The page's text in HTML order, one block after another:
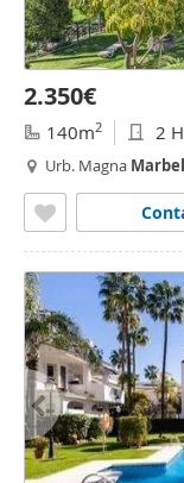
2.350€
140m2 2
Urb. Magna